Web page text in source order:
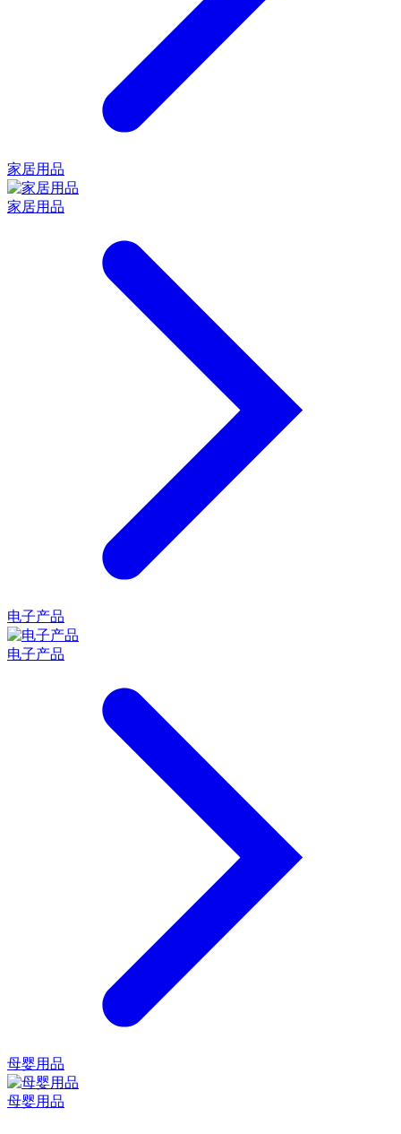
家居用品
家居用品
电子产品
电子产品
母婴用品
母婴用品